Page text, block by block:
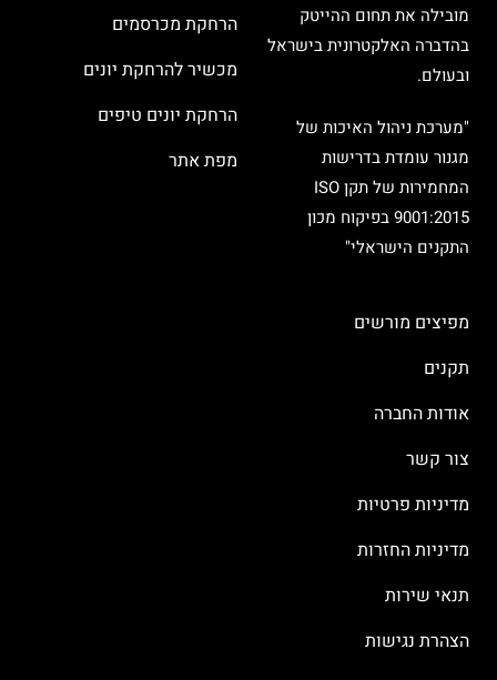
מובילה את תחום ההייטק
בהדברה האלקטרונית בישראל
ובעולם.
"מערכת ניהול האיכות של
מגנור עומדת בדרישות
המחמירות של תקן ISO
9001:2015 בפיקוח מכון
התקנים הישראלי"
הרחקת מכרסמים
מכשיר להרחקת יונים
הרחקת יונים טיפים
מפת אתר
מפיצים מורשים
תקנים
אודות החברה
צור קשר
מדיניות פרטיות
מדיניות החזרות
תנאי שירות
הצהרת נגישות